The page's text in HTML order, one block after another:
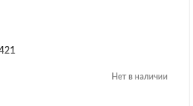
Нет в наличии